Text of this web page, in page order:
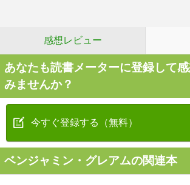
感想レビュー
あなたも読書メーターに登録して
みませんか？
今すぐ登録する（無料）
ベンジャミン・グレアムの関連本